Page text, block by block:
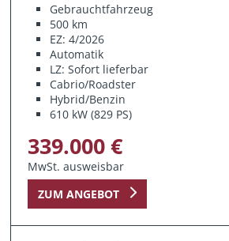
Gebrauchtfahrzeug
500 km
EZ: 4/2026
Automatik
LZ: Sofort lieferbar
Cabrio/Roadster
Hybrid/Benzin
610 kW (829 PS)
339.000 €
MwSt. ausweisbar
ZUM ANGEBOT